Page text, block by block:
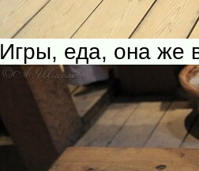
Игры, еда, она же